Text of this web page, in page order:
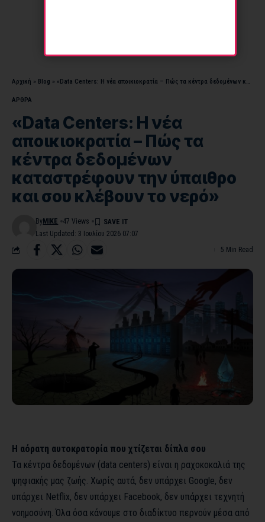
Αρχική » Blog » «Data Centers: Η νέα αποικιοκρατία – Πώς τα κέντρα δεδομένων καταστρέφουν την ύπαιθρο και σου κλέβουν το νερό»
ΑΡΘΡΑ
«Data Centers: Η νέα
αποικιοκρατία – Πώς τα
κέντρα δεδομένων
καταστρέφουν την ύπαιθρο
και σου κλέβουν το νερό»
Last Updated: 3 Ιουλίου 2026 07:07
By MIKE 47 Views
5 Min Read
Η αόρατη αυτοκρατορία που χτίζεται δίπλα σου
Τα κέντρα δεδομένων (data centers) είναι η ραχοκοκαλιά της
ψηφιακής μας ζωής. Χωρίς αυτά, δεν υπάρχει Google, δεν
υπάρχει Netflix, δεν υπάρχει Facebook, δεν υπάρχει τεχνητή
νοημοσύνη. Όλα όσα κάνουμε στο διαδίκτυο περνούν μέσα από